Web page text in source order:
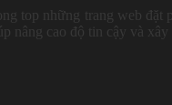
top những trang web đặt
nâng cao độ tin cậy và